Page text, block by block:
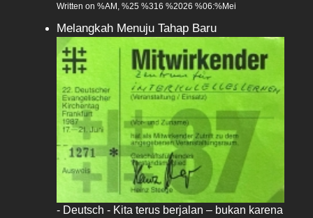
Written on %AM, %25 %316 %2026 %06:%Mei
Melangkah Menuju Tahap Baru
- Deutsch - Kita terus berjalan – bukan karena